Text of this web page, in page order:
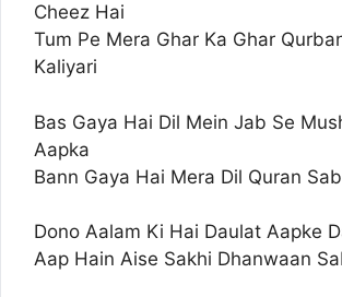
Cheez Hai
Tum Pe Mera Ghar Ka Ghar
Kaliyari
Bas Gaya Hai Dil Mein Jab Se
Aapka
Bann Gaya Hai Mera Dil Quran
Dono Aalam Ki Hai Daulat Aapke
Aap Hain Aise Sakhi Dhanwaan